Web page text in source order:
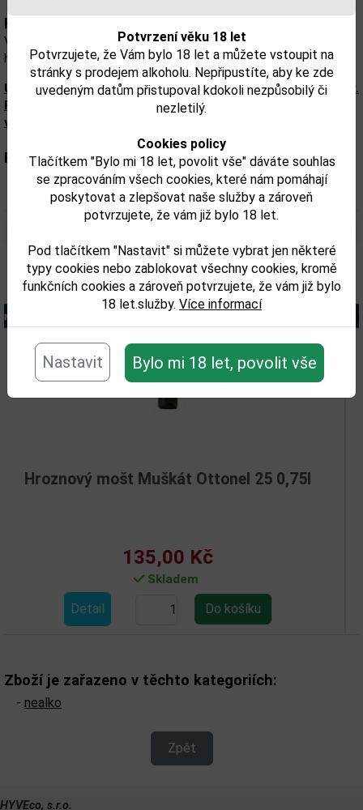
Potvrzení věku 18 let
Potvrzujete, že Vám bylo 18 let a můžete vstoupit na
stránky s prodejem alkoholu. Nepřipustíte, aby ke zde
uvedeným datům přistupoval kdokoli nezpůsobilý či
nezletilý.
Cookies policy
Tlačítkem "Bylo mi 18 let, povolit vše" dáváte souhlas
se zpracováním všech cookies, které nám pomáhají
poskytovat a zlepšovat naše služby a zároveň
potvrzujete, že vám již bylo 18 let.
Pod tlačítkem "Nastavit" si můžete vybrat jen některé
typy cookies nebo zablokovat všechny cookies, kromě
funkčních cookies a zároveň potvrzujete, že vám již bylo
18 let.služby. Více informací
Nastavit Bylo mi 18 let, povolit vše
Popis:
Vychutnejte si odrůdový mošt, který vás uchvátí svojí svěžestí,
harmonickou pitelností a lahodným ovocným projevem.
Upozorňujeme, že tento produkt může obsahovat alergeny.
Přesné složení a alergeny jsou k dispozici na obalu
výrobku. Zkontrolujte prosím před konzumací.
Parametry:
Parametr 2: 0,75
Související zboží
mošt Muškát Ottonel 25 0,75l
135,00 Kč
Zboží je zařazeno v těchto kategoriích:
- nealko
Zpět
HYVEco, s.r.o.